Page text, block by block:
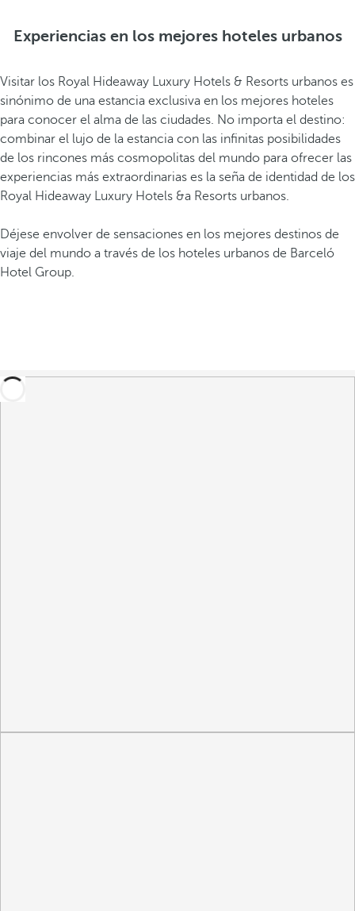
Experiencias en los mejores hoteles urbanos
Visitar los Royal Hideaway Luxury Hotels & Resorts urbanos es
sinónimo de una estancia exclusiva en los mejores hoteles
para conocer el alma de las ciudades. No importa el destino:
combinar el lujo de la estancia con las infinitas posibilidades
de los rincones más cosmopolitas del mundo para ofrecer las
experiencias más extraordinarias es la seña de identidad de los
Royal Hideaway Luxury Hotels &a Resorts urbanos.
Déjese envolver de sensaciones en los mejores destinos de
viaje del mundo a través de los hoteles urbanos de Barceló
Hotel Group.